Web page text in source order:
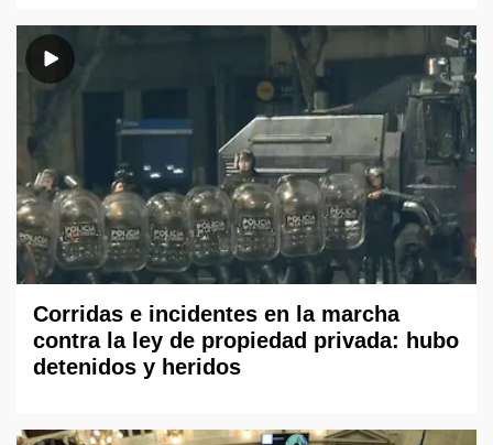
Corridas e incidentes en la marcha
contra la ley de propiedad privada: hubo
detenidos y heridos